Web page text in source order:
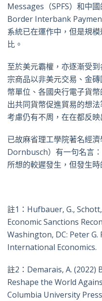
Messages（SPFS）和中
Border Interbank
系統已在運作中，但是規
比。
至於美元霸權，亦逐漸受
宗商品以非美元交易、金
幣單位、各國央行電子貨
出共同貨幣促進貿易的想
考慮仍有不周，在在都反
已故麻省理工學院著名經
Dornbusch）有一句名言
所想的較遲發生，但發生時
註1：Hufbauer, G.,
Economic Sanctions
Washington, DC: Peter
International Economics.
註2：Demarais, A. (2022)
Reshape the World
Columbia University